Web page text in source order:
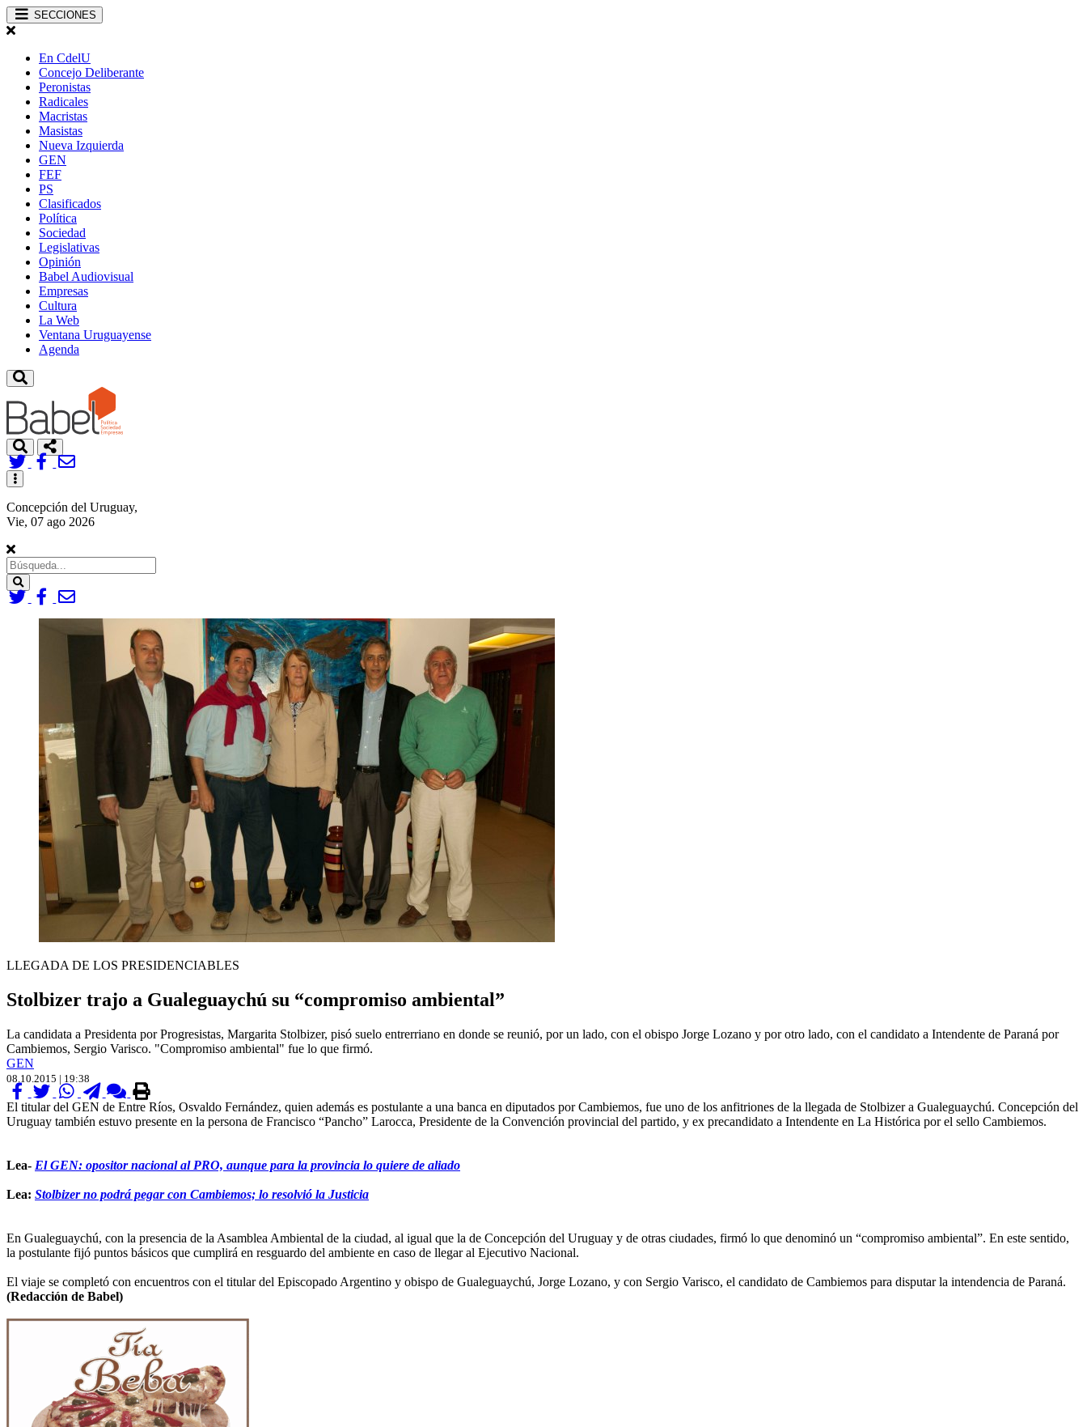
SECCIONES
En CdelU
Concejo Deliberante
Peronistas
Radicales
Macristas
Masistas
Nueva Izquierda
GEN
FEF
PS
Clasificados
Política
Sociedad
Legislativas
Opinión
Babel Audiovisual
Empresas
Cultura
La Web
Ventana Uruguayense
Agenda
Toggle
navigation
Concepción del Uruguay,
Vie, 07 ago 2026
Search
LLEGADA DE LOS PRESIDENCIABLES
Stolbizer trajo a Gualeguaychú su “compromiso ambiental”
La candidata a Presidenta por Progresistas, Margarita Stolbizer, pisó suelo entrerriano en donde se reunió, por un lado, con el obispo Jorge Lozano y por otro lado, con el candidato a Intendente de Paraná por
Cambiemos, Sergio Varisco. "Compromiso ambiental" fue lo que firmó.
GEN
08.10.2015 | 19:38
El titular del GEN de Entre Ríos, Osvaldo Fernández, quien además es postulante a una banca en diputados por Cambiemos, fue uno de los anfitriones de la llegada de Stolbizer a Gualeguaychú. Concepción del
Uruguay también estuvo presente en la persona de Francisco “Pancho” Larocca, Presidente de la Convención provincial del partido, y ex precandidato a Intendente en La Histórica por el sello Cambiemos.
Lea- El GEN: opositor nacional al PRO, aunque para la provincia lo quiere de aliado
Lea: Stolbizer no podrá pegar con Cambiemos; lo resolvió la Justicia
En Gualeguaychú, con la presencia de la Asamblea Ambiental de la ciudad, al igual que la de Concepción del Uruguay y de otras ciudades, firmó lo que denominó un “compromiso ambiental”. En este sentido,
la postulante fijó puntos básicos que cumplirá en resguardo del ambiente en caso de llegar al Ejecutivo Nacional.
El viaje se completó con encuentros con el titular del Episcopado Argentino y obispo de Gualeguaychú, Jorge Lozano, y con Sergio Varisco, el candidato de Cambiemos para disputar la intendencia de Paraná.
(Redacción de Babel)